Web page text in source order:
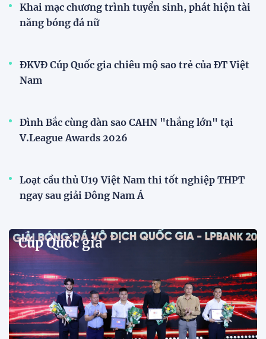
Khai mạc chương trình tuyển sinh, phát hiện tài
năng bóng đá nữ
ĐKVĐ Cúp Quốc gia chiêu mộ sao trẻ của ĐT Việt
Nam
Đình Bắc cùng dàn sao CAHN "thắng lớn" tại
V.League Awards 2026
Loạt cầu thủ U19 Việt Nam thi tốt nghiệp THPT
ngay sau giải Đông Nam Á
Cúp Quốc gia